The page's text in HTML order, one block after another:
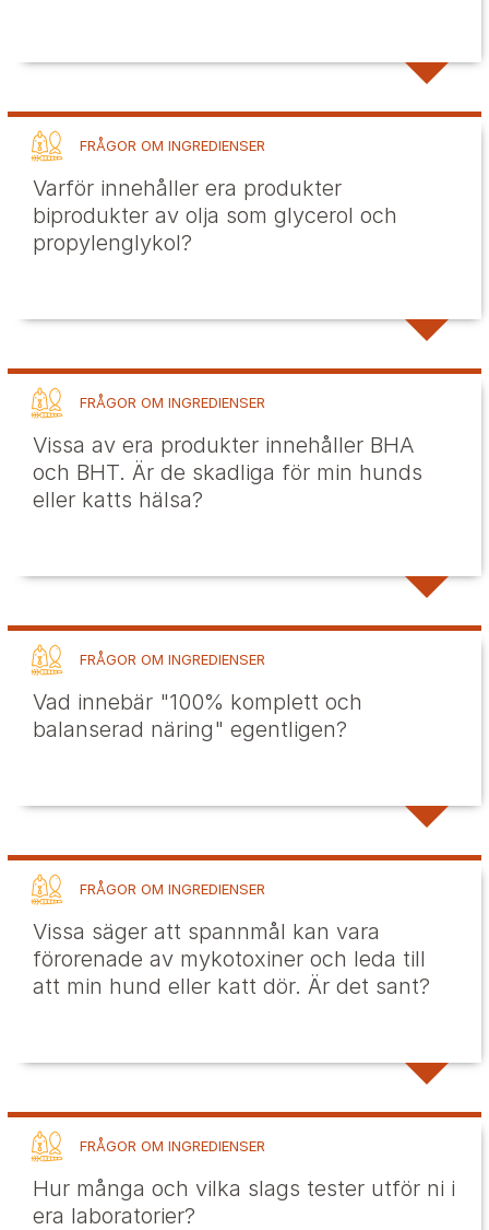
FRÅGOR OM INGREDIENSER
Varför innehåller era produkter
biprodukter av olja som glycerol och
propylenglykol?
FRÅGOR OM INGREDIENSER
Vissa av era produkter innehåller BHA
och BHT. Är de skadliga för min hunds
eller katts hälsa?
FRÅGOR OM INGREDIENSER
Vad innebär "100% komplett och
balanserad näring" egentligen?
FRÅGOR OM INGREDIENSER
Vissa säger att spannmål kan vara
förorenade av mykotoxiner och leda till
att min hund eller katt dör. Är det sant?
FRÅGOR OM INGREDIENSER
Hur många och vilka slags tester utför ni i
era laboratorier?